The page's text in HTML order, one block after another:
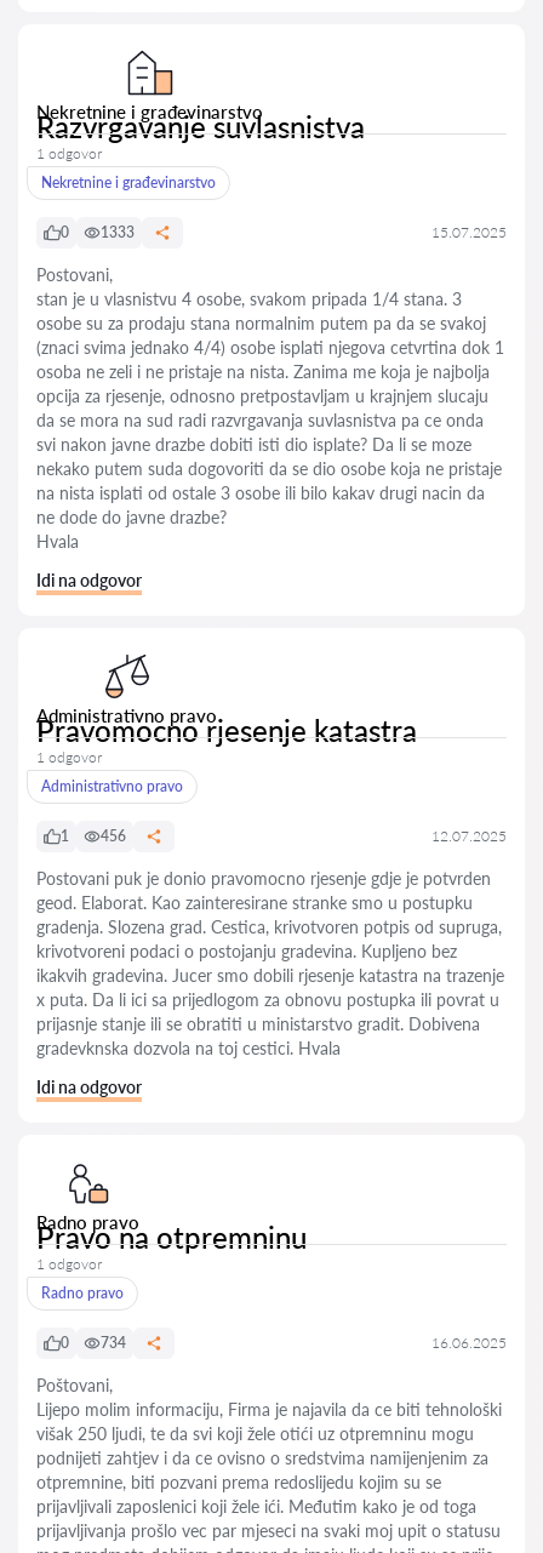
Nekretnine i građevinarstvo
Razvrgavanje suvlasnistva
1 odgovor
Nekretnine i građevinarstvo
0 1333 15.07.2025
Postovani,
stan je u vlasnistvu 4 osobe, svakom pripada 1/4 stana. 3
osobe su za prodaju stana normalnim putem pa da se svakoj
(znaci svima jednako 4/4) osobe isplati njegova cetvrtina dok 1
osoba ne zeli i ne pristaje na nista. Zanima me koja je najbolja
opcija za rjesenje, odnosno pretpostavljam u krajnjem slucaju
da se mora na sud radi razvrgavanja suvlasnistva pa ce onda
svi nakon javne drazbe dobiti isti dio isplate? Da li se moze
nekako putem suda dogovoriti da se dio osobe koja ne pristaje
na nista isplati od ostale 3 osobe ili bilo kakav drugi nacin da
ne dode do javne drazbe?
Hvala
Idi na odgovor
Administrativno pravo
Pravomocno rjesenje katastra
1 odgovor
Administrativno pravo
1 456 12.07.2025
Postovani puk je donio pravomocno rjesenje gdje je potvrden
geod. Elaborat. Kao zainteresirane stranke smo u postupku
gradenja. Slozena grad. Cestica, krivotvoren potpis od supruga,
krivotvoreni podaci o postojanju gradevina. Kupljeno bez
ikakvih gradevina. Jucer smo dobili rjesenje katastra na trazenje
x puta. Da li ici sa prijedlogom za obnovu postupka ili povrat u
prijasnje stanje ili se obratiti u ministarstvo gradit. Dobivena
gradevknska dozvola na toj cestici. Hvala
Idi na odgovor
Radno pravo
Pravo na otpremninu
1 odgovor
Radno pravo
0 734 16.06.2025
Poštovani,
Lijepo molim informaciju, Firma je najavila da ce biti tehnološki
višak 250 ljudi, te da svi koji žele otići uz otpremninu mogu
podnijeti zahtjev i da ce ovisno o sredstvima namijenjenim za
otpremnine, biti pozvani prema redoslijedu kojim su se
prijavljivali zaposlenici koji žele ići. Međutim kako je od toga
prijavljivanja prošlo vec par mjeseci na svaki moj upit o statusu